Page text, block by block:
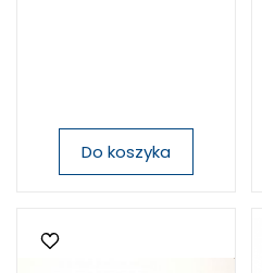
Do koszyka